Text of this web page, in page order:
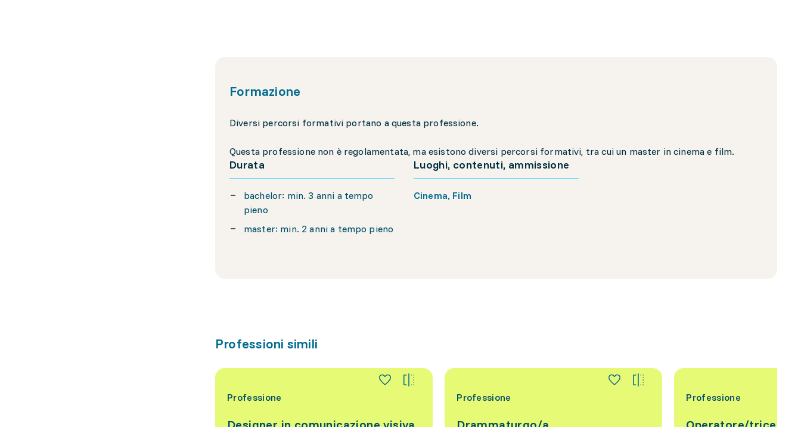
Formazione
Diversi percorsi formativi portano a questa professione.
Questa professione non è regolamentata, ma esistono diversi percorsi formativi, tra cui un master in cinema e film.
Durata
bachelor: min. 3 anni a tempo
pieno
master: min. 2 anni a tempo pieno
Luoghi, contenuti, ammissione
Cinema, Film
Professioni simili
Professione Professione Professione